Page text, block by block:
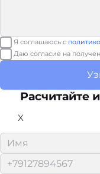
Я соглашаюсь с
Даю согласие на
Расчитайте
X